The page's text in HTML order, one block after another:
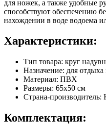
для ножек, а также удобные
способствуют обеспечению
нахождении в воде водоема
Характеристики:
Тип товара: круг
Назначение: для отдыха
Материал: ПВХ
Размеры: 65х50 см
Страна-
Комплектация: